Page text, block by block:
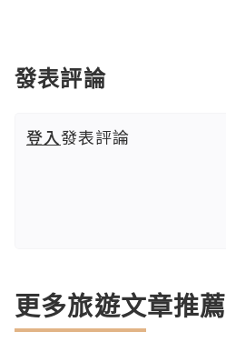
發表評論
登入發表評論
更多旅遊文章推薦